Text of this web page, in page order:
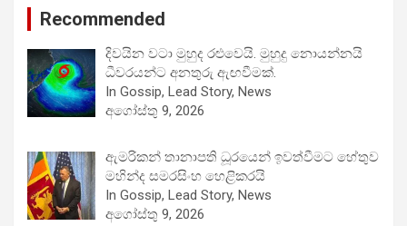
Recommended
දිවයින වටා මුහුද රළුවෙයි. මුහුදු නොයන්නයි
ධීවරයන්ට අනතුරු ඇඟවීමක්.
In Gossip, Lead Story, News
අගෝස්තු 9, 2026
ඇමරිකන් තානාපති ධූරයෙන් ඉවත්වීමට හේතුව
මහින්ද සමරසිංහ හෙළිකරයි
In Gossip, Lead Story, News
අගෝස්තු 9, 2026